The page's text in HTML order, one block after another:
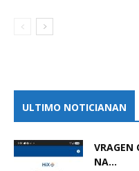
ULTIMO NOTICIANAN
VRAGEN
NA...